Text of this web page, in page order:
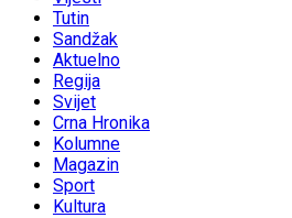
Tutin
Sandžak
Aktuelno
Regija
Svijet
Crna Hronika
Kolumne
Magazin
Sport
Kultura